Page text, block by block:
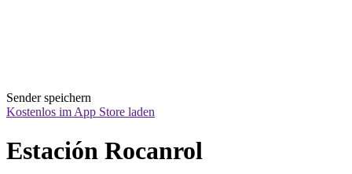
Sender speichern
Kostenlos im App Store laden
Estación Rocanrol